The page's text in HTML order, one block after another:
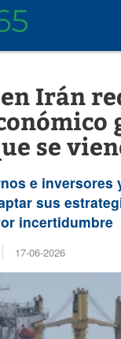
Irán
se
e inversores
sus
incertidumbre
17-06-2026